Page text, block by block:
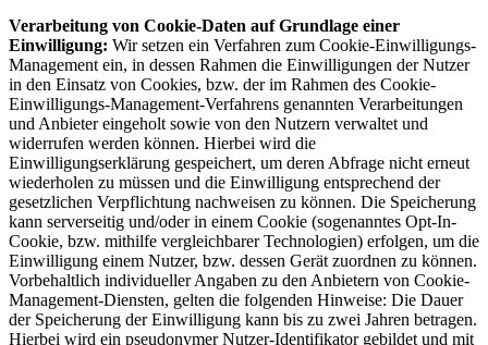
Verarbeitung von Cookie-Daten auf Grundlage einer
Einwilligung: Wir setzen ein Verfahren zum Cookie-Einwilligungs-
Management ein, in dessen Rahmen die Einwilligungen der Nutzer
in den Einsatz von Cookies, bzw. der im Rahmen des Cookie-
Einwilligungs-Management-Verfahrens genannten Verarbeitungen
und Anbieter eingeholt sowie von den Nutzern verwaltet und
widerrufen werden können. Hierbei wird die
Einwilligungserklärung gespeichert, um deren Abfrage nicht erneut
wiederholen zu müssen und die Einwilligung entsprechend der
gesetzlichen Verpflichtung nachweisen zu können. Die Speicherung
kann serverseitig und/oder in einem Cookie (sogenanntes Opt-In-
Cookie, bzw. mithilfe vergleichbarer Technologien) erfolgen, um die
Einwilligung einem Nutzer, bzw. dessen Gerät zuordnen zu können.
Vorbehaltlich individueller Angaben zu den Anbietern von Cookie-
Management-Diensten, gelten die folgenden Hinweise: Die Dauer
der Speicherung der Einwilligung kann bis zu zwei Jahren betragen.
Hierbei wird ein pseudonymer Nutzer-Identifikator gebildet und mit